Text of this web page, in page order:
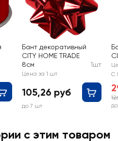
Бант декоративный
CITY HOME TRADE
8см
1шт
Цена за 1 шт
105,26 руб
до 7 шт
С
с этим товаром